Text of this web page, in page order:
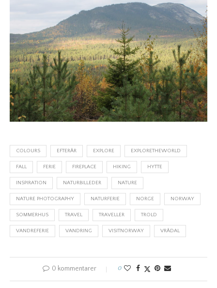
COLOURS EFTERÅR EXPLORE EXPLORETHEWORLD
FALL FERIE FIREPLACE HIKING HYTTE
INSPIRATION NATURBILLEDER NATURE
NATURE PHOTOGRAPHY NATURFERIE NORGE NORWAY
SOMMERHUS TRAVEL TRAVELLER TROLD
VANDREFERIE VANDRING VISITNORWAY VRÅDAL
0 kommentarer 0